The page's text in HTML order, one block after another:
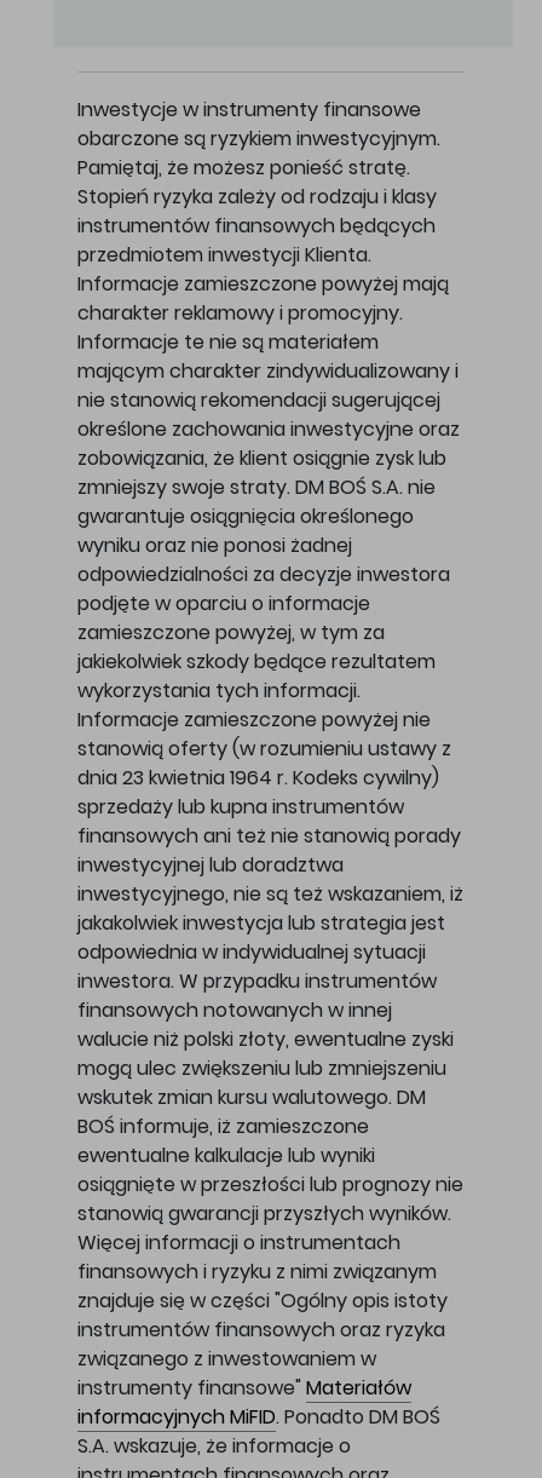
Inwestycje w instrumenty finansowe
obarczone są ryzykiem inwestycyjnym.
Pamiętaj, że możesz ponieść stratę.
Stopień ryzyka zależy od rodzaju i klasy
instrumentów finansowych będących
przedmiotem inwestycji Klienta.
Informacje zamieszczone powyżej mają
charakter reklamowy i promocyjny.
Informacje te nie są materiałem
mającym charakter zindywidualizowany i
nie stanowią rekomendacji sugerującej
określone zachowania inwestycyjne oraz
zobowiązania, że klient osiągnie zysk lub
zmniejszy swoje straty. DM BOŚ S.A. nie
gwarantuje osiągnięcia określonego
wyniku oraz nie ponosi żadnej
odpowiedzialności za decyzje inwestora
podjęte w oparciu o informacje
zamieszczone powyżej, w tym za
jakiekolwiek szkody będące rezultatem
wykorzystania tych informacji.
Informacje zamieszczone powyżej nie
stanowią oferty (w rozumieniu ustawy z
dnia 23 kwietnia 1964 r. Kodeks cywilny)
sprzedaży lub kupna instrumentów
finansowych ani też nie stanowią porady
inwestycyjnej lub doradztwa
inwestycyjnego, nie są też wskazaniem, iż
jakakolwiek inwestycja lub strategia jest
odpowiednia w indywidualnej sytuacji
inwestora. W przypadku instrumentów
finansowych notowanych w innej
walucie niż polski złoty, ewentualne zyski
mogą ulec zwiększeniu lub zmniejszeniu
wskutek zmian kursu walutowego. DM
BOŚ informuje, iż zamieszczone
ewentualne kalkulacje lub wyniki
osiągnięte w przeszłości lub prognozy nie
stanowią gwarancji przyszłych wyników.
Więcej informacji o instrumentach
finansowych i ryzyku z nimi związanym
znajduje się w części "Ogólny opis istoty
instrumentów finansowych oraz ryzyka
związanego z inwestowaniem w
instrumenty finansowe" Materiałów
informacyjnych MiFID. Ponadto DM BOŚ
S.A. wskazuje, że informacje o